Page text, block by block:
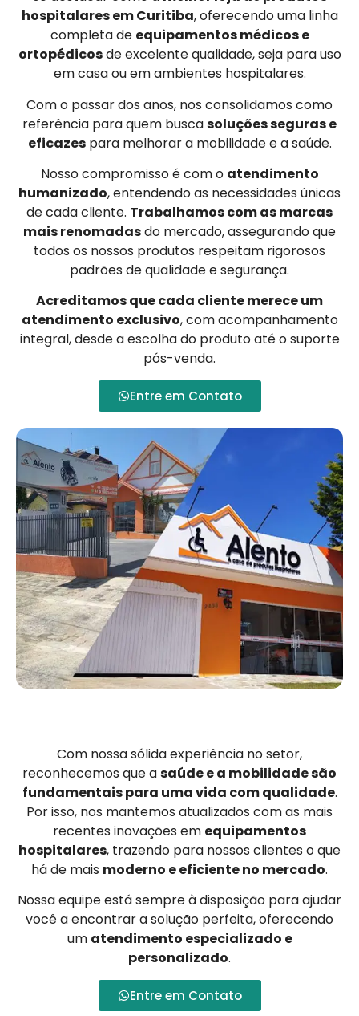
hospitalares em Curitiba, oferecendo uma linha
completa de equipamentos médicos e
ortopédicosde excelente qualidade, seja para uso
em casa ou em ambientes hospitalares.
Com o passar dos anos, nos consolidamos como
referência para quem buscasoluções seguras e
eficazespara melhorar a mobilidade e a saúde.
Nosso compromisso é com o atendimento
humanizado, entendendo as necessidades únicas
de cada cliente. Trabalhamos com as marcas
mais renomadasdo mercado, assegurando que
todos os nossos produtos respeitam rigorosos
padrões de qualidade e segurança.
Acreditamos que cada cliente merece um
atendimento exclusivo, com acompanhamento
integral, desde a escolha do produto até o suporte
pós-venda.
Entre em Contato
Com nossa sólida experiência no setor,
reconhecemos que asaúde e a mobilidade são
fundamentais para uma vida com qualidade.
Por isso, nos mantemos atualizados com as mais
recentes inovações em equipamentos
hospitalares, trazendo para nossos clientes o que
há de mais moderno e eficiente no mercado.
Nossa equipe está sempre à disposição para ajudar
você a encontrar a solução perfeita, oferecendo
um atendimento especializado e
personalizado.
Entre em Contato